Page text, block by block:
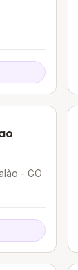
- GO